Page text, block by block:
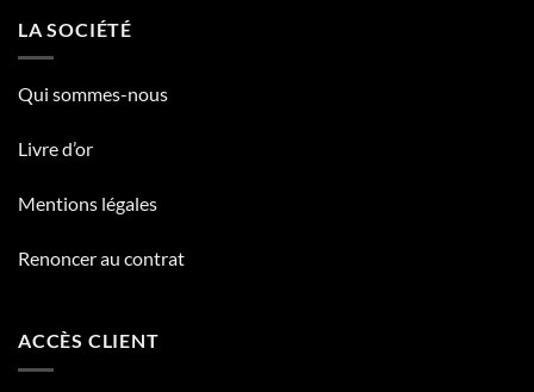
LA SOCIÉTÉ
Qui sommes-nous
Livre d’or
Mentions légales
Renoncer au contrat
ACCÈS CLIENT